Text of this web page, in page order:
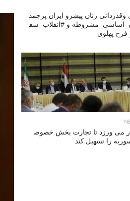
زنان پیشرو ایران پرچمد
و #انقلاب_سف
فرح پهلوی
می ورزد تا تجارت بخش خصوص
را تسهیل کند